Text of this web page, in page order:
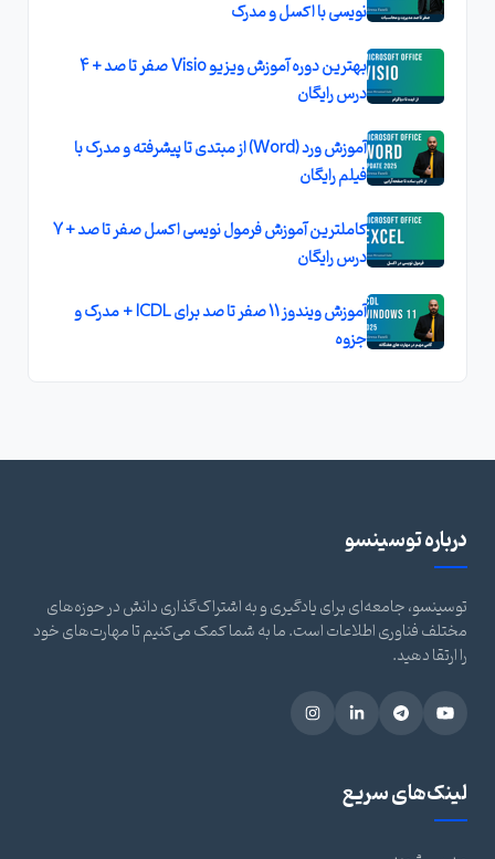
نویسی با اکسل و مدرک
بهترین دوره آموزش ویزیو Visio صفر تا صد + 4
درس رایگان
آموزش ورد (Word) از مبتدی تا پیشرفته و مدرک با
فیلم رایگان
کاملترين آموزش فرمول نويسی اکسل صفر تا صد + 7
درس رايگان
آموزش ویندوز 11 صفر تا صد برای ICDL + مدرک و
جزوه
درباره توسینسو
توسینسو، جامعه‌ای برای یادگیری و به اشتراک‌گذاری دانش در حوزه‌های
مختلف فناوری اطلاعات است. ما به شما کمک می‌کنیم تا مهارت‌های خود
را ارتقا دهید.
لینک‌های سریع